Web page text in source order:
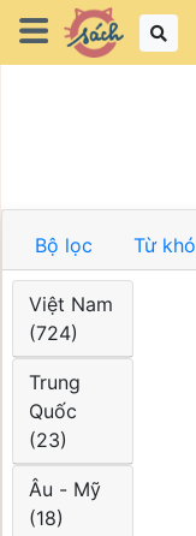
Bộ lọc Từ
Việt Nam
(724)
Trung
Quốc
(23)
Âu - Mỹ
(18)